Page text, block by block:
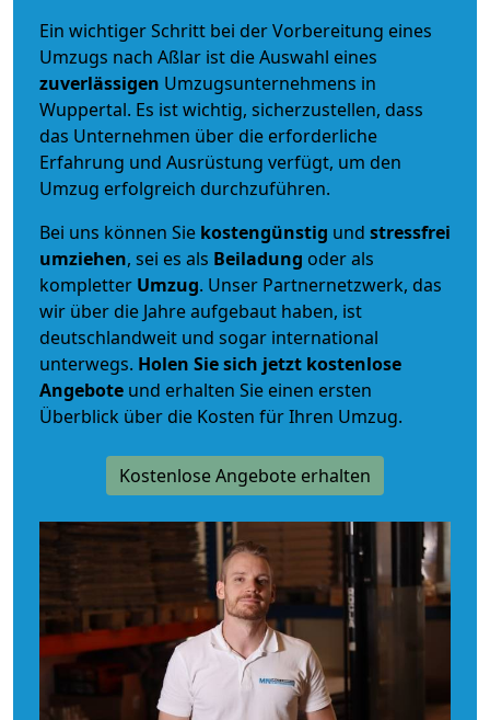
Ein wichtiger Schritt bei der Vorbereitung eines
Umzugs nach Aßlar ist die Auswahl eines
zuverlässigen Umzugsunternehmens in
Wuppertal. Es ist wichtig, sicherzustellen, dass
das Unternehmen über die erforderliche
Erfahrung und Ausrüstung verfügt, um den
Umzug erfolgreich durchzuführen.
Bei uns können Sie kostengünstig und stressfrei
umziehen, sei es als Beiladung oder als
kompletter Umzug. Unser Partnernetzwerk, das
wir über die Jahre aufgebaut haben, ist
deutschlandweit und sogar international
unterwegs. Holen Sie sich jetzt kostenlose
Angebote und erhalten Sie einen ersten
Überblick über die Kosten für Ihren Umzug.
Kostenlose Angebote erhalten